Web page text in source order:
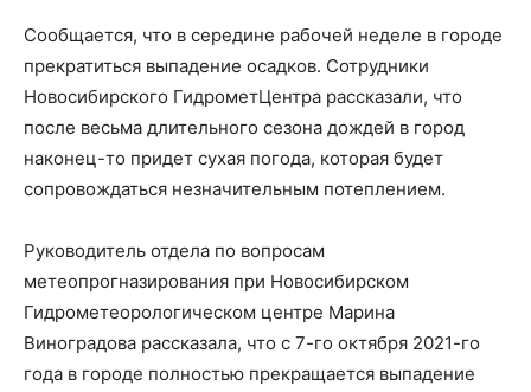
Сообщается, что в середине рабочей неделе в городе
прекратиться выпадение осадков. Сотрудники
Новосибирского ГидрометЦентра рассказали, что
после весьма длительного сезона дождей в город
наконец-то придет сухая погода, которая будет
сопровождаться незначительным потеплением.
Руководитель отдела по вопросам
метеопрогназирования при Новосибирском
Гидрометеорологическом центре Марина
Виноградова рассказала, что с 7-го октября 2021-го
года в городе полностью прекращается выпадение